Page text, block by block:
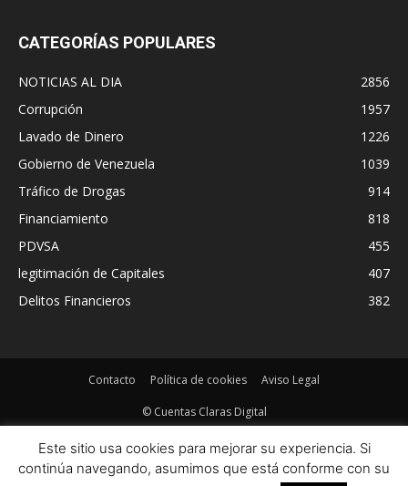
CATEGORÍAS POPULARES
NOTICIAS AL DIA
2856
Corrupción
1957
Lavado de Dinero
1226
Gobierno de Venezuela
1039
Tráfico de Drogas
914
Financiamiento
818
PDVSA
455
legitimación de Capitales
407
Delitos Financieros
382
Contacto Política de cookies Aviso Legal
© Cuentas Claras Digital
Este sitio usa cookies para mejorar su experiencia. Si
continúa navegando, asumimos que está conforme con su